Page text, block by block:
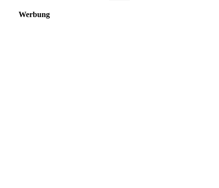
Werbung